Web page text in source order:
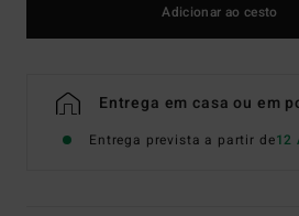
Adicionar ao cesto
Entrega em casa ou em
Entrega prevista a partir de12